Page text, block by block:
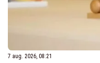
7 aug. 2026, 08:21